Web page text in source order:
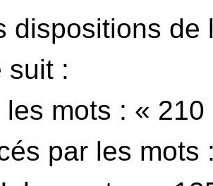
dispositions de
suit :
les mots : «
par les mots